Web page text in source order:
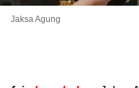
Jaksa Agung